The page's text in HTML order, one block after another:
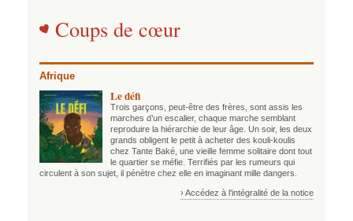
Coups de cœur
Afrique
Le défi
Trois garçons, peut-être des frères, sont assis les
marches d’un escalier, chaque marche semblant
reproduire la hiérarchie de leur âge. Un soir, les deux
grands obligent le petit à acheter des kouli-koulis
chez Tante Baké, une vieille femme solitaire dont tout
le quartier se méfie. Terrifiés par les rumeurs qui
circulent à son sujet, il pénètre chez elle en imaginant mille dangers.
› Accédez à l'intégralité de la notice